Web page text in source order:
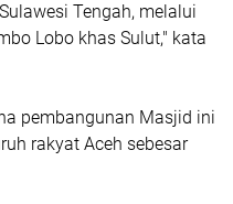
Tengah, melalui
Lobo khas Sulut," kata
pembangunan Masjid ini
rakyat Aceh sebesar